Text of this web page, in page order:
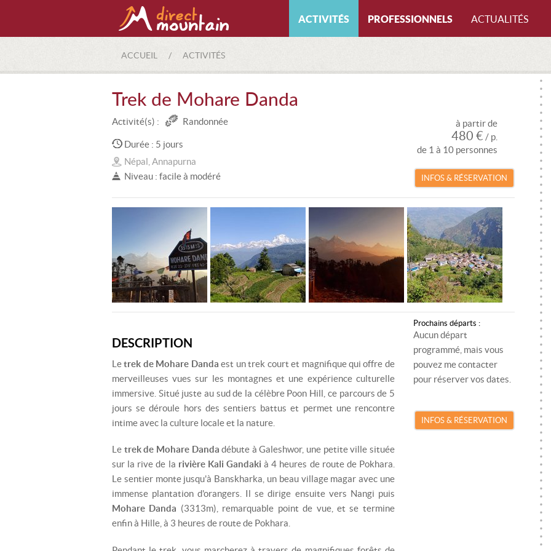
ACTIVITÉS
ALPINISME
RAQUETTES
SKI DE RANDONNÉE
VTT
VIA FERRATA
PROFESSIONNELS
Toutes les qualifications
GUIDE DE HAUTE MONTAGNE
GUIDE LOCAL
MONITEUR VTT
MONITEUR ESCALADE
MONITEUR PARAPENTE
MONITEUR SKI/SNOWBOARD
MONITEUR SPÉLÉOLOGIE
VTT
ACTUALITÉS
ACCUEIL / ACTIVITÉS
Trek de Mohare Danda
Activité(s) : Randonnée
Durée : 5 jours
Népal, Annapurna
Niveau : facile à modéré
à partir de
480 € / p.
de 1 à 10 personnes
INFOS & RÉSERVATION
DESCRIPTION
Letrek de Mohare Danda est un trek court et magnifique qui offre de
merveilleuses vues sur les montagnes et une expérience culturelle
immersive. Situé juste au sud de la célèbre Poon Hill, ce parcours de 5
jours se déroule hors des sentiers battus et permet une rencontre
intime avec la culture locale et la nature.
Le trek de Mohare Danda débute à Galeshwor, une petite ville située
sur la rive de la rivière Kali Gandaki à 4 heures de route de Pokhara.
Le sentier monte jusqu'à Banskharka, un beau village magar avec une
immense plantation d'orangers. Il se dirige ensuite vers Nangi puis
Mohare Danda (3313m), remarquable point de vue, et se termine
enfin à Hille, à 3 heures de route de Pokhara.
Prochains départs :
Aucun départ
programmé, mais vous
pouvez me contacter
pour réserver vos dates.
INFOS & RÉSERVATION